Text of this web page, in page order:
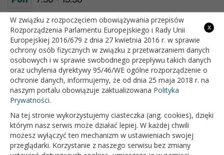
Wt 7:30 - 15:30
Śr 7:30 - 15:30
Czw 7:30 - 15:30
Pt 7:30 - 15:30
OFICJALNY SERWIS INTERNETOWY GMINY BIAŁOPOLE
x
W związku z rozpoczęciem obowiązywania przepisów
Rozporządzenia Parlamentu Europejskiego i Rady Unii
Europejskiej 2016/679 z dnia 27 kwietnia 2016 r. w sprawie
ochrony osób fizycznych w związku z przetwarzaniem danych
osobowych i w sprawie swobodnego przepływu takich danych
oraz uchylenia dyrektywy 95/46/WE ogólne rozporządzenie o
ochronie danych, informujemy, że od dnia 25 maja 2018 r. na
naszym portalu obowiązuje zaktualizowana Polityka
Prywatności.
Na tej stronie wykorzystujemy ciasteczka (ang. cookies), dzięki
którym nasz serwis może działać lepiej. W każdej chwili
możesz wyłączyć ten mechanizm w ustawieniach swojej
przeglądarki. Korzystanie z naszego serwisu bez zmiany